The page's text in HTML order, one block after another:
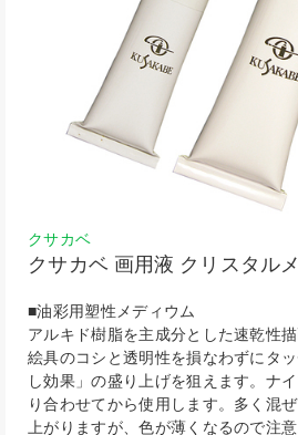
クサカベ
クサカベ 画用液 クリスタル
■油彩用塑性メディウム
アルキド樹脂を主成分とした速乾性
絵具のコシと透明性を損なわずにタ
し効果」の盛り上げを狙えます。ナ
り合わせてから使用します。多く混
上がりますが、色が薄くなるので注